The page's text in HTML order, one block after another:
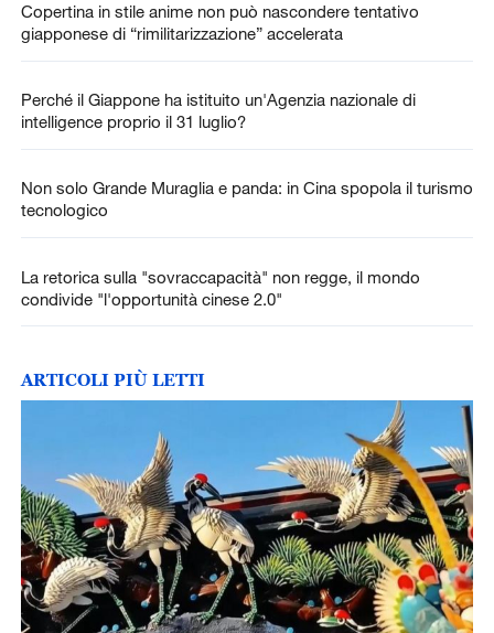
Copertina in stile anime non può nascondere tentativo
giapponese di “rimilitarizzazione” accelerata
Perché il Giappone ha istituito un'Agenzia nazionale di
intelligence proprio il 31 luglio?
Non solo Grande Muraglia e panda: in Cina spopola il turismo
tecnologico
La retorica sulla "sovraccapacità" non regge, il mondo
condivide "l'opportunità cinese 2.0"
ARTICOLI PIÙ LETTI